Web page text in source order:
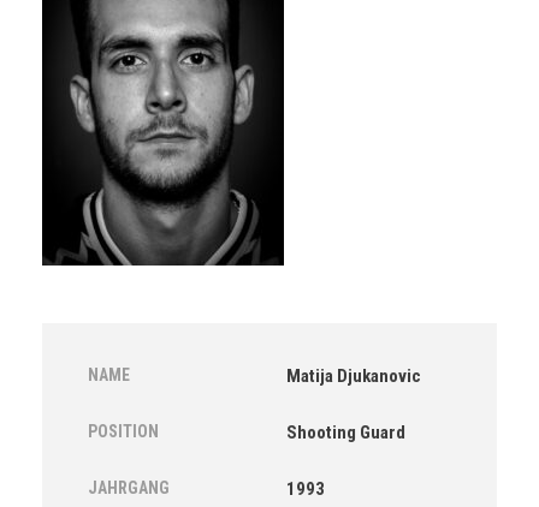
NAME Matija Djukanovic
POSITION Shooting Guard
JAHRGANG 1993